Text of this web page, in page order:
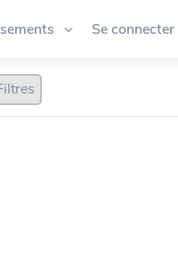
Se connecter